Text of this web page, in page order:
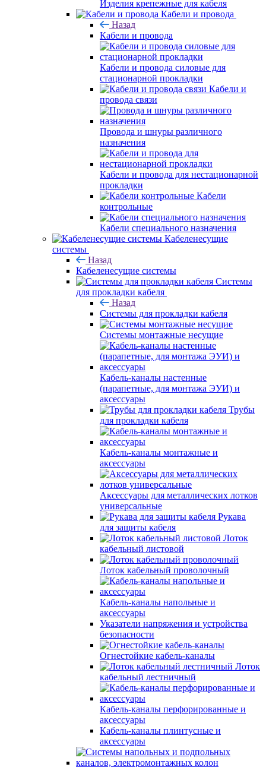
Изделия крепежные для кабеля
Кабели и провода
Назад
Кабели и провода
Кабели и провода силовые для
стационарной прокладки
Кабели и
провода связи
Провода и шнуры различного
назначения
Кабели и провода для нестационарной
прокладки
Кабели
контрольные
Кабели специального назначения
Кабеленесущие
системы
Назад
Кабеленесущие системы
Системы
для прокладки кабеля
Назад
Системы для прокладки кабеля
Системы монтажные несущие
Кабель-каналы настенные
(парапетные, для монтажа ЭУИ) и
аксессуары
Трубы
для прокладки кабеля
Кабель-каналы монтажные и
аксессуары
Аксессуары для металлических лотков
универсальные
Рукава
для защиты кабеля
Лоток
кабельный листовой
Лоток кабельный проволочный
Кабель-каналы напольные и
аксессуары
Указатели напряжения и устройства
безопасности
Огнестойкие кабель-каналы
Лоток
кабельный лестничный
Кабель-каналы перфорированные и
аксессуары
Кабель-каналы плинтусные и
аксессуары